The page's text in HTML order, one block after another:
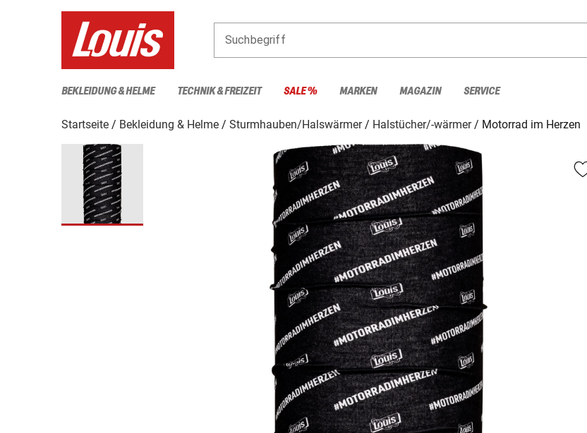
Suchbegriff
BEKLEIDUNG & HELME TECHNIK & FREIZEIT SALE % MARKEN MAGAZIN SERVICE
Startseite Bekleidung & Helme Sturmhauben/Halswärmer Halstücher/-wärmer
Motorrad im Herzen